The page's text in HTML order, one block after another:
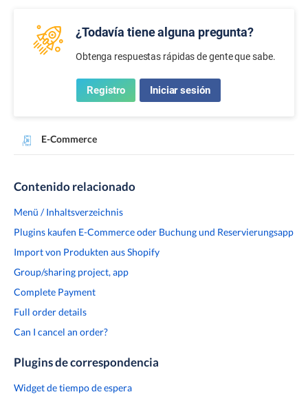
¿Todavía tiene alguna pregunta?
Obtenga respuestas rápidas de gente que sabe.
Registro Iniciar sesión
E-Commerce
Contenido relacionado
Menü / Inhaltsverzeichnis
Plugins kaufen E-Commerce oder Buchung und Reservierungsapp
Import von Produkten aus Shopify
Group/sharing project, app
Complete Payment
Full order details
Can I cancel an order?
Plugins de correspondencia
Widget de tiempo de espera